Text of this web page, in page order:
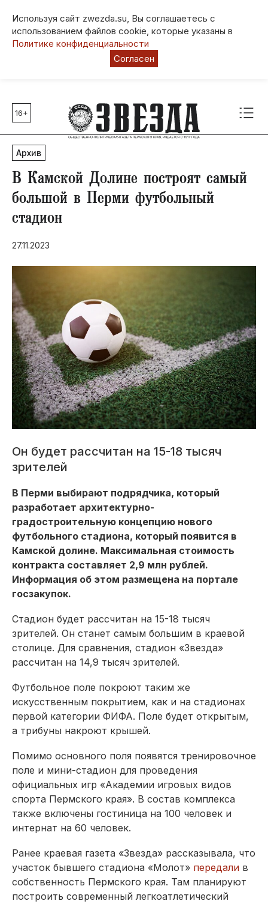
Используя сайт zwezda.su, Вы соглашаетесь с
использованием файлов cookie, которые указаны в
Политике конфиденциальности
Согласен
Главные темы
80 лет Победы
Молодежная столица РФ
СВО
Выборы в Пермском крае
Социальная поддержка
Инфраструктура
Благоустройство
16+
Архив
В Камской Долине построят самый
большой в Перми футбольный
стадион
27.11.2023
Он будет рассчитан на 15-18 тысяч
зрителей
В Перми выбирают подрядчика, который
разработает архитектурно-
градостроительную концепцию нового
футбольного стадиона, который появится в
Камской долине. Максимальная стоимость
контракта составляет 2,9 млн рублей.
Информация об этом размещена на портале
госзакупок.
Стадион будет рассчитан на 15-18 тысяч
зрителей. Он станет самым большим в краевой
столице. Для сравнения, стадион «Звезда»
рассчитан на 14,9 тысяч зрителей.
Футбольное поле покроют таким же
искусственным покрытием, как и на стадионах
первой категории ФИФА. Поле будет открытым,
а трибуны накроют крышей.
Помимо основного поля появятся тренировочное
поле и мини-стадион для проведения
официальных игр «Академии игровых видов
спорта Пермского края». В состав комплекса
также включены гостиница на 100 человек и
интернат на 60 человек.
Ранее краевая газета «Звезда» рассказывала, что
участок бывшего стадиона «Молот» передали в
собственность Пермского края. Там планируют
построить современный легкоатлетический